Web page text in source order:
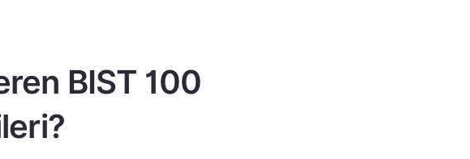
BIST 100